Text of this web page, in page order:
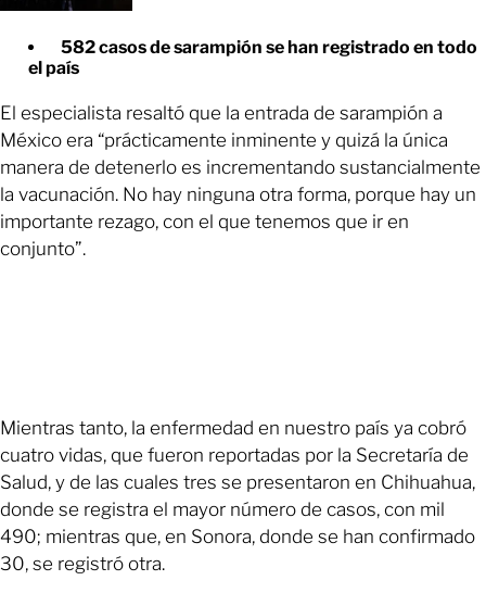
582 casos de sarampión se han registrado en todo
el país
El especialista resaltó que la entrada de sarampión a
México era “prácticamente inminente y quizá la única
manera de detenerlo es incrementando sustancialmente
la vacunación. No hay ninguna otra forma, porque hay un
importante rezago, con el que tenemos que ir en
conjunto”.
Mientras tanto, la enfermedad en nuestro país ya cobró
cuatro vidas, que fueron reportadas por la Secretaría de
Salud, y de las cuales tres se presentaron en Chihuahua,
donde se registra el mayor número de casos, con mil
490; mientras que, en Sonora, donde se han confirmado
30, se registró otra.